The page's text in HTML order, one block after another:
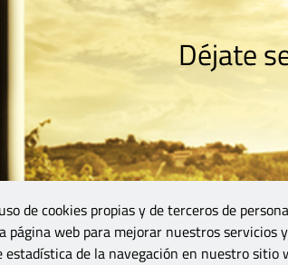
Déjate
de cookies propias y de terceros de
página web para mejorar nuestros servicios
de la navegación en nuestro sitio